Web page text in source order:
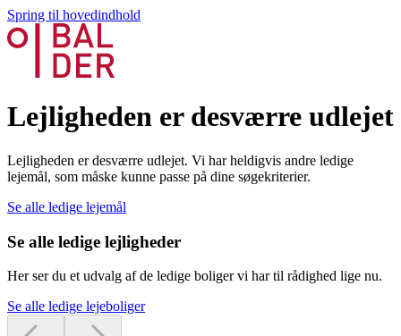
Spring til hovedindhold
Lejligheden er desværre udlejet
Lejligheden er desværre udlejet. Vi har heldigvis andre ledige
lejemål, som måske kunne passe på dine søgekriterier.
Se alle ledige lejemål
Se alle ledige lejligheder
Her ser du et udvalg af de ledige boliger vi har til rådighed lige nu.
Se alle ledige lejeboliger